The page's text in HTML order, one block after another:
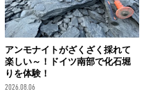
アンモナイトがざくざく採れて
楽しい～！ドイツ南部で化石堀
りを体験！
2026.08.06